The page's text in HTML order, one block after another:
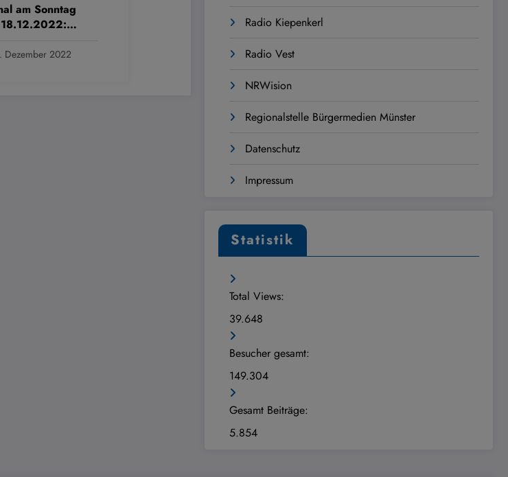
am Sonntag
Dezember 2022
Radio Kiepenkerl
Radio Vest
NRWision
Regionalstelle Bürgermedien Münster
Datenschutz
Impressum
Statistik
Total Views:
39.648
Besucher gesamt:
149.304
Gesamt Beiträge:
5.854